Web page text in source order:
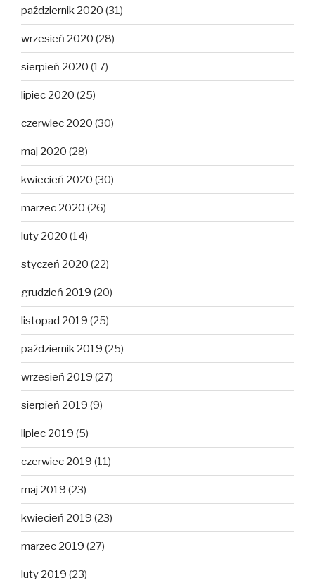
październik 2020 (31)
wrzesień 2020 (28)
sierpień 2020 (17)
lipiec 2020 (25)
czerwiec 2020 (30)
maj 2020 (28)
kwiecień 2020 (30)
marzec 2020 (26)
luty 2020 (14)
styczeń 2020 (22)
grudzień 2019 (20)
listopad 2019 (25)
październik 2019 (25)
wrzesień 2019 (27)
sierpień 2019 (9)
lipiec 2019 (5)
czerwiec 2019 (11)
maj 2019 (23)
kwiecień 2019 (23)
marzec 2019 (27)
luty 2019 (23)